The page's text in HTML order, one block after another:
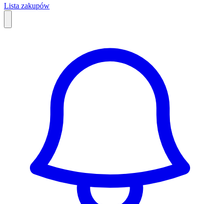
Lista zakupów